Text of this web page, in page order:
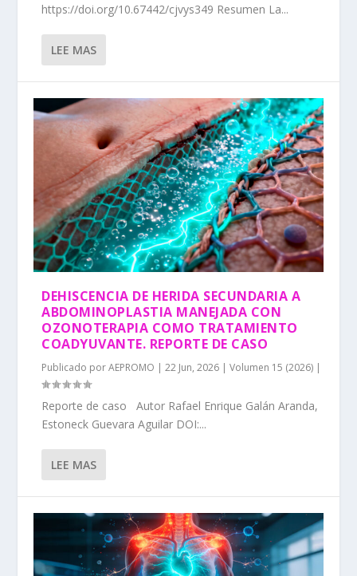
https://doi.org/10.67442/cjvys349 Resumen La...
LEE MAS
DEHISCENCIA DE HERIDA SECUNDARIA A
ABDOMINOPLASTIA MANEJADA CON
OZONOTERAPIA COMO TRATAMIENTO
COADYUVANTE. REPORTE DE CASO
Publicado porAEPROMO |22 Jun, 2026 |Volumen 15 (2026) |
Reporte de caso Autor Rafael Enrique Galán Aranda,
Estoneck Guevara Aguilar DOI:...
LEE MAS